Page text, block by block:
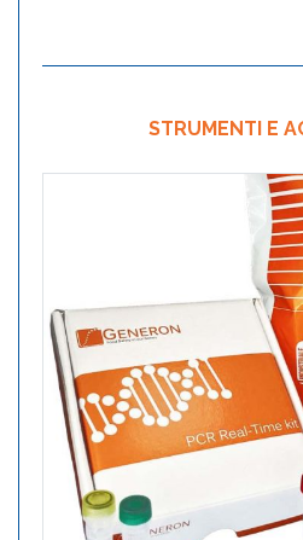
STRUMENTI E